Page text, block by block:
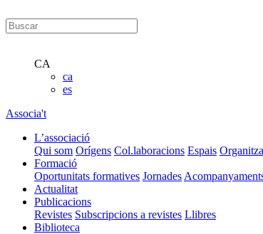
CA
ca
es
Associa't
L’associació
Qui som Orígens Col.laboracions Espais
Formació
Oportunitats formatives Jornades
Actualitat
Publicacions
Revistes Subscripcions a revistes Llibres
Biblioteca